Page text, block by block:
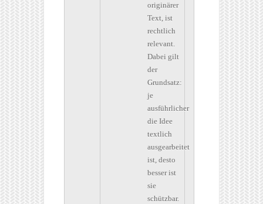
originärer
Text, ist
rechtlich
relevant.
Dabei gilt
der
Grundsatz:
je
ausführlicher
die Idee
textlich
ausgearbeitet
ist, desto
besser ist
sie
schützbar.